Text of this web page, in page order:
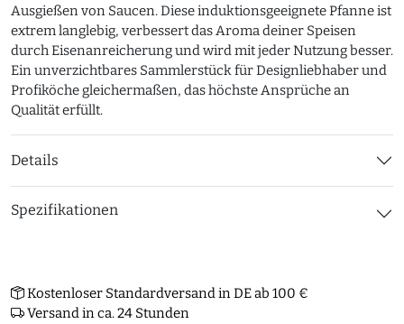
Ausgießen von Saucen. Diese induktionsgeeignete Pfanne ist
extrem langlebig, verbessert das Aroma deiner Speisen
durch Eisenanreicherung und wird mit jeder Nutzung besser.
Ein unverzichtbares Sammlerstück für Designliebhaber und
Profiköche gleichermaßen, das höchste Ansprüche an
Qualität erfüllt.
Details
Spezifikationen
Kostenloser Standardversand in DE ab 100 €
Versand in ca. 24 Stunden